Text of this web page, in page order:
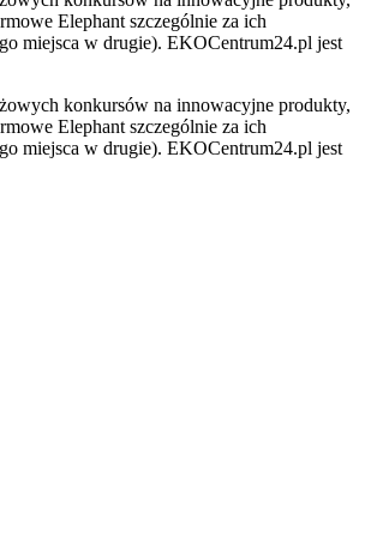
Elephant szczególnie za ich
miejsca w drugie). EKOCentrum24.pl jest
konkursów na innowacyjne produkty,
Elephant szczególnie za ich
miejsca w drugie). EKOCentrum24.pl jest